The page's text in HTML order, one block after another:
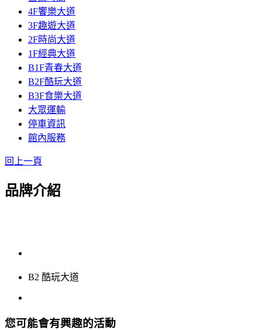
4F饗樂大道
3F趣遊大道
2F時尚大道
1F經典大道
B1F青春大道
B2F酷玩大道
B3F食樂大道
大眾運輸
停車資訊
館內服務
回上一頁
品牌介紹
B2 酷玩大道
您可能會有興趣的活動